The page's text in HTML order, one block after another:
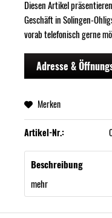
Diesen Artikel
Geschäft in Solingen-
vorab telefonisch gerne
Adresse &
Merken
Artikel-Nr.:
Beschreibung
mehr